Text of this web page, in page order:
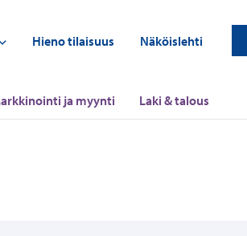
Hieno tilaisuus Näköislehti
ja myynti Laki & talous